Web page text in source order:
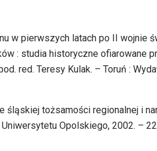
w pierwszych latach po II wojnie
: studia historyczne ofiarowane
red. Teresy Kulak. – Toruń :
śląskiej tożsamości regionalnej i
Opolskiego, 2002. –